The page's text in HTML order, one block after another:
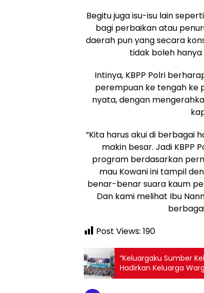
Begitu juga isu-isu lain
bagi perbaikan atau
daerah pun yang secara
tidak boleh
Intinya, KBPP Polri
perempuan ke tengah ke
nyata, dengan
“Kita harus akui di berbagai
makin besar. Jadi KBPP
program berdasarkan
mau Kowani ini tampil
benar-benar suara kaum
Dan kami melihat Ibu
Post Views: 190
“Keluargaku Sumber
Hadirkan Keluarga